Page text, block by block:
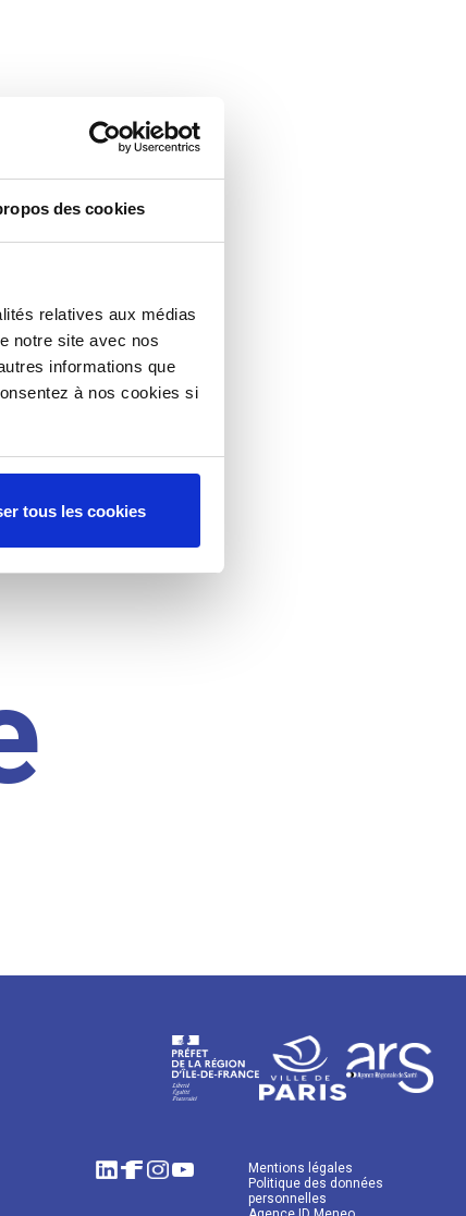
des cookies
relatives aux médias
notre site avec nos
informations que
à nos cookies si
tous les cookies
Mentions légales
Politique des données
personnelles